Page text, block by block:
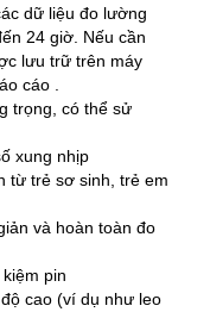
dữ liệu đo lường
24 giờ. Nếu cần
lưu trữ trên máy
cáo .
trọng, có thể sử
xung nhịp
từ trẻ sơ sinh, trẻ em
và hoàn toàn đo
pin
cao (ví dụ như leo